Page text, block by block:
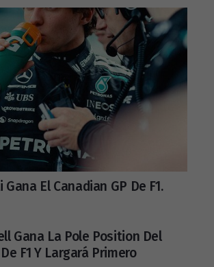
El Canadian GP De F1.
Gana La Pole Position Del
F1 Y Largará Primero